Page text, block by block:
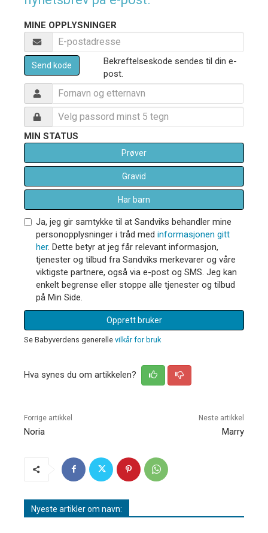
MINE OPPLYSNINGER
Send kode
Bekreftelseskode sendes til din e-
post.
MIN STATUS
Prøver
Gravid
Har barn
Ja, jeg gir samtykke til at Sandviks behandler mine
personopplysninger i tråd med informasjonen gitt
her. Dette betyr at jeg får relevant informasjon,
tjenester og tilbud fra Sandviks merkevarer og våre
viktigste partnere, også via e-post og SMS. Jeg kan
enkelt begrense eller stoppe alle tjenester og tilbud
på Min Side.
Opprett bruker
Se Babyverdens generelle vilkår for bruk
Hva synes du om artikkelen?
Forrige artikkel
Noria
Neste artikkel
Marry
Nyeste artikler om navn: